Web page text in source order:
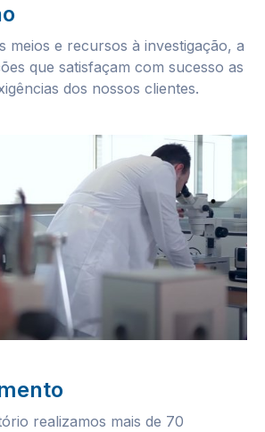
meios e recursos à investigação, a
que satisfaçam com sucesso as
dos nossos clientes.
realizamos mais de 70